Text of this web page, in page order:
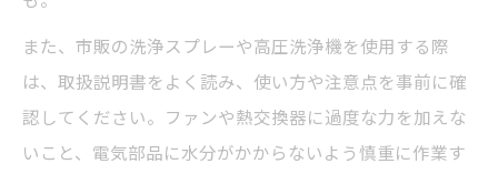
また、市販の洗浄スプレーや高圧洗浄機を使用する際
は、取扱説明書をよく読み、使い方や注意点を事前に確
認してください。ファンや熱交換器に過度な力を加えな
いこと、電気部品に水分がかからないよう慎重に作業す